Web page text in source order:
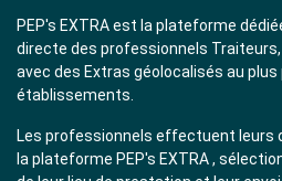
PEP's EXTRA est la plateforme
directe des professionnels
avec des Extras géolocalisés au plus
établissements.
Les professionnels effectuent leurs
la plateforme PEP's EXTRA ,